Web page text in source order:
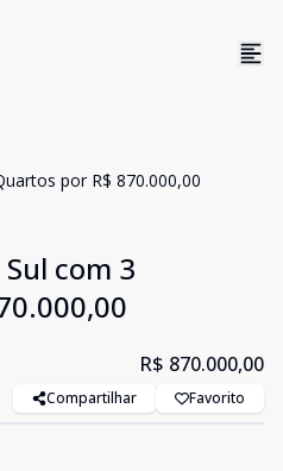
por R$ 870.000,00
com 3
R$ 870.000,00
Compartilhar Favorito